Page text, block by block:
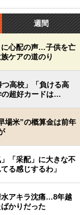
週間
心配の声…子供を亡
ケアの道のり
つ高校」「負ける高
の超好カードは…
場米”の概算金は前年
「采配」に大きな不
る感じするわ」
水アキラ沈痛…8年越
かりだった